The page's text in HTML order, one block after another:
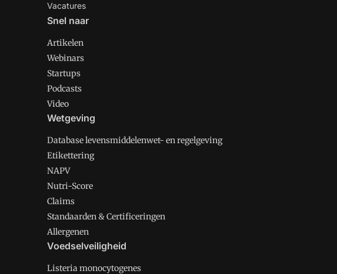
Vacatures
Snel naar
Artikelen
Webinars
Startups
Podcasts
Video
Wetgeving
Database levensmiddelenwet- en regelgeving
Etikettering
NAPV
Nutri-Score
Claims
Standaarden & Certificeringen
Allergenen
Voedselveiligheid
Listeria monocytogenes